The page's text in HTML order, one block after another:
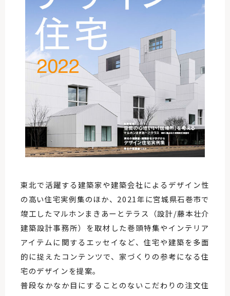
東北で活躍する建築家や建築会社によるデザイン性
の高い住宅実例集のほか、2021年に宮城県石巻市で
竣工したマルホンまきあーとテラス（設計/藤本壮介
建築設計事務所）を取材した巻頭特集やインテリア
アイテムに関するエッセイなど、住宅や建築を多面
的に捉えたコンテンツで、家づくりの参考になる住
宅のデザインを提案。
普段なかなか目にすることのないこだわりの注文住